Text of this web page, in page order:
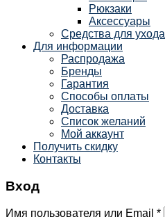
Рюкзаки
Аксессуары
Средства для ухода
Для информации
Распродажа
Бренды
Гарантия
Способы оплаты
Доставка
Список желаний
Мой аккаунт
Получить скидку
Контакты
Вход
Имя пользователя или Email *